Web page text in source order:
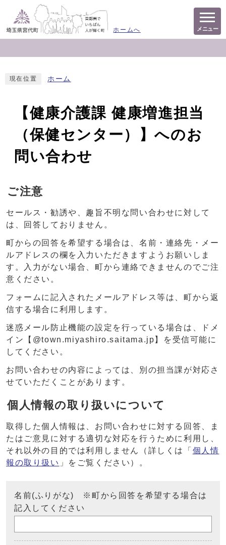
ホームへ メニュー
現在位置 ホーム
【健康介護課 健康増進担当
（保健センター）】へのお
問い合わせ
ご注意
セールス・勧誘や、趣旨不明な問い合わせに対して
は、回答しておりません。
町からの回答を希望する場合は、名前・連絡先・メー
ルアドレスの欄を入力いただきますようお願いしま
す。入力がない場合、町から連絡できませんのでご注
意ください。
フォームに記入されたメールアドレス等は、町から返
信する場合に利用します。
迷惑メール防止機能の設定を行っている場合は、ドメ
イン【@town.miyashiro.saitama.jp】を受信可能に
してください。
お問い合わせの内容によっては、別の担当課が対応さ
せていただくことがあります。
個人情報の取り扱いについて
取得した個人情報は、お問い合わせに対する回答、ま
たはご意見に対する適切な対応を行うために利用し、
それ以外の目的では利用しません（詳しくは「 個人情
報の取り扱い 」をご覧ください）。
名前(ふりがな) ※町から回答を希望する場合は
記入してください